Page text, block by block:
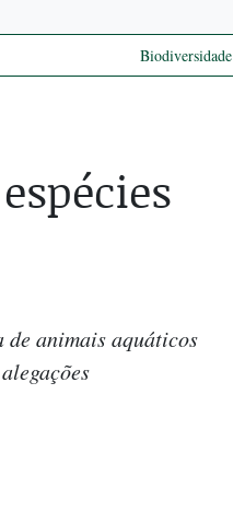
Biodiversidade
animais aquáticos